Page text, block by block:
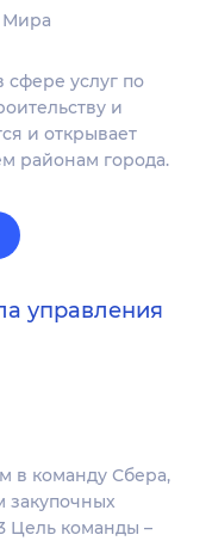
Мира
услуг по
и
и открывает
районам города.
управления
в команду Сбера,
закупочных
Цель команды –